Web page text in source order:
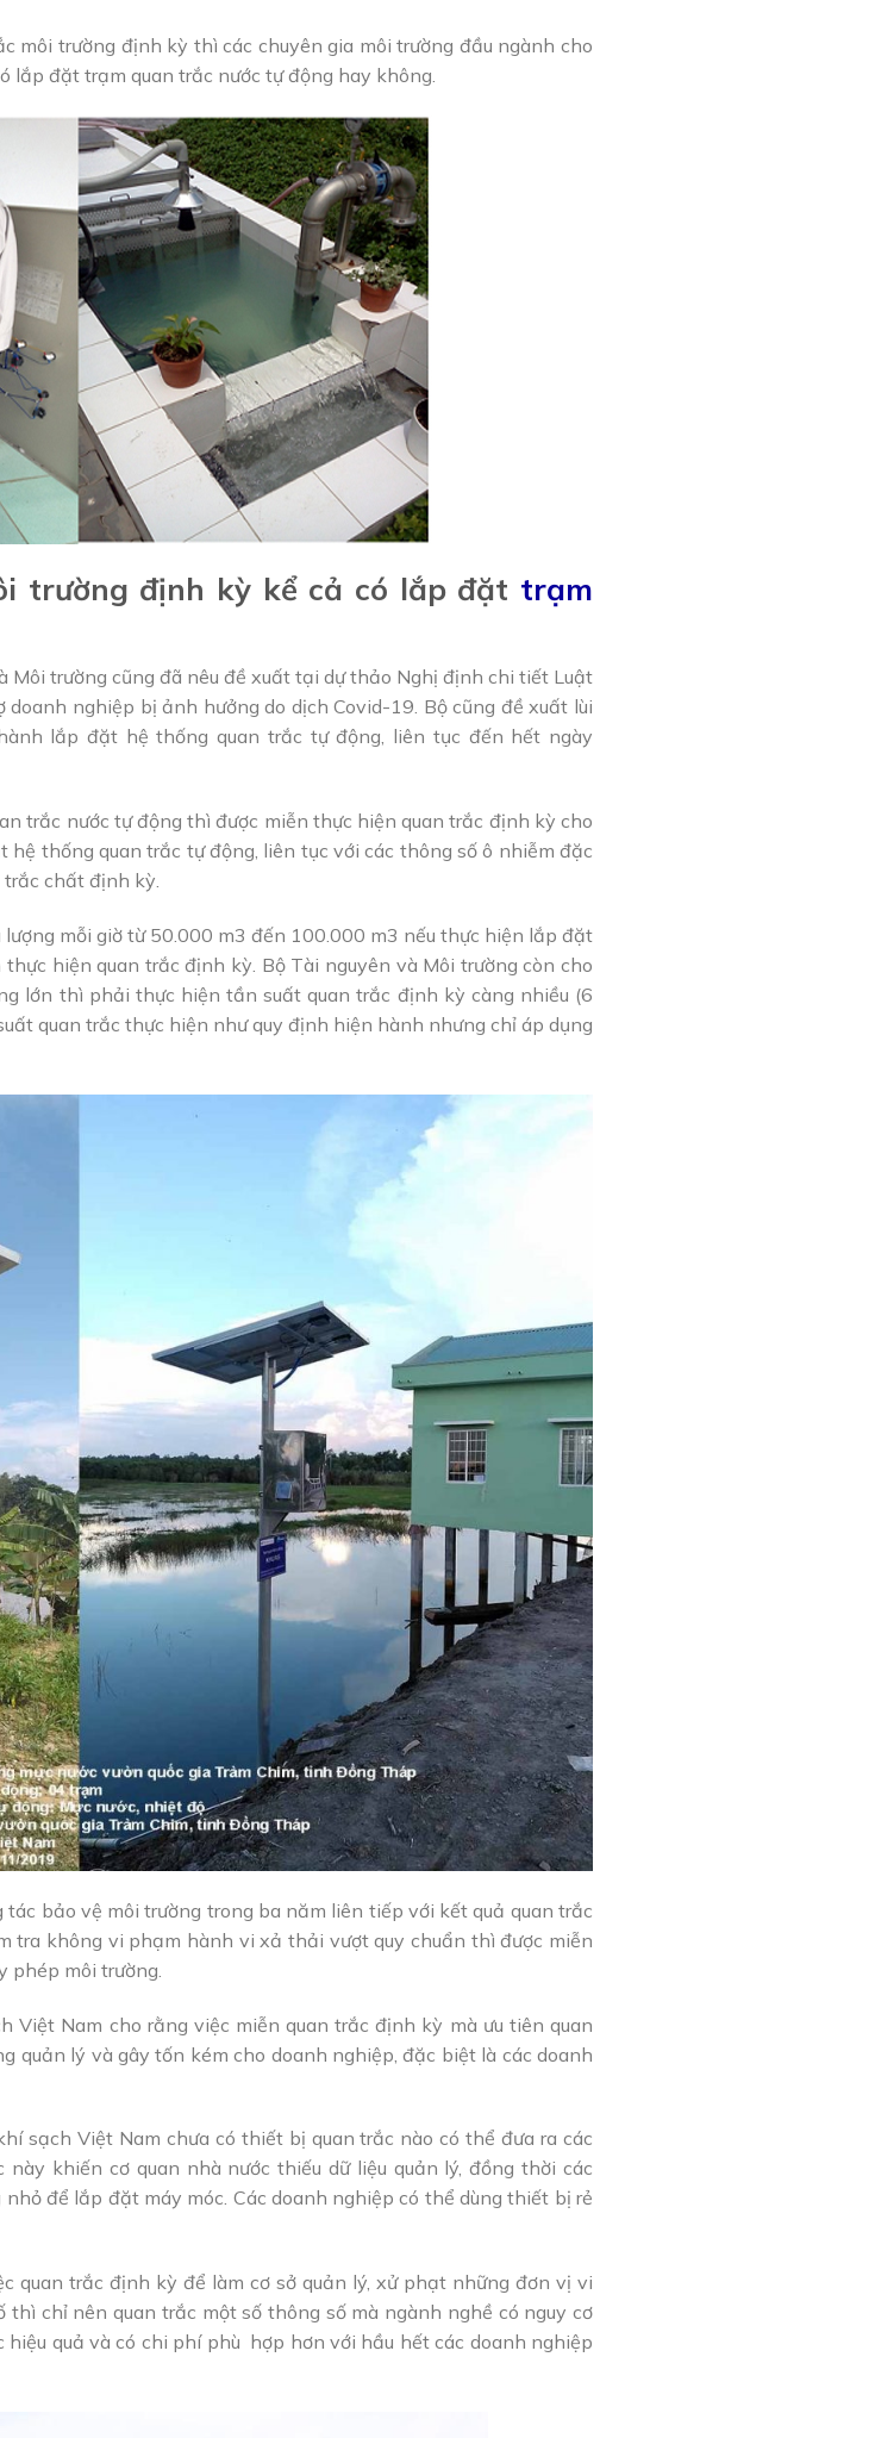
môi trường định kỳ thì các chuyên gia môi trường đầu ngành cho
lắp đặt trạm quan trắc nước tự động hay không.
trường định kỳ kể cả có lắp đặt trạm
Môi trường cũng đã nêu đề xuất tại dự thảo Nghị định chi tiết Luật
nghiệp bị ảnh hưởng do dịch Covid-19. Bộ cũng đề xuất lùi
lắp đặt hệ thống quan trắc tự động, liên tục đến hết ngày
trắc nước tự động thì được miễn thực hiện quan trắc định kỳ cho
thống quan trắc tự động, liên tục với các thông số ô nhiễm đặc
chất định kỳ.
mỗi giờ từ 50.000 m3 đến 100.000 m3 nếu thực hiện lắp đặt
hiện quan trắc định kỳ. Bộ Tài nguyên và Môi trường còn cho
lớn thì phải thực hiện tần suất quan trắc định kỳ càng nhiều (6
quan trắc thực hiện như quy định hiện hành nhưng chỉ áp dụng
bảo vệ môi trường trong ba năm liên tiếp với kết quả quan trắc
tra không vi phạm hành vi xả thải vượt quy chuẩn thì được miễn
phép môi trường.
Việt Nam cho rằng việc miễn quan trắc định kỳ mà ưu tiên quan
quản lý và gây tốn kém cho doanh nghiệp, đặc biệt là các doanh
sạch Việt Nam chưa có thiết bị quan trắc nào có thể đưa ra các
khiến cơ quan nhà nước thiếu dữ liệu quản lý, đồng thời các
để lắp đặt máy móc. Các doanh nghiệp có thể dùng thiết bị rẻ
quan trắc định kỳ để làm cơ sở quản lý, xử phạt những đơn vị vi
chỉ nên quan trắc một số thông số mà ngành nghề có nguy cơ
quả và có chi phí phù hợp hơn với hầu hết các doanh nghiệp